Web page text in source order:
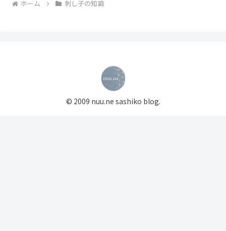
ホーム 刺し子の知識
© 2009 nuu.ne sashiko blog.